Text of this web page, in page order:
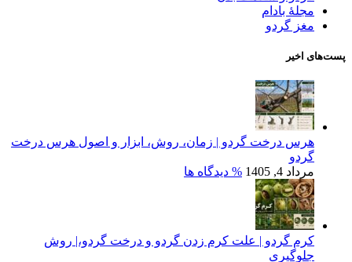
مجلۀ بادام
مغز گردو
پست‌های اخیر
هرس درخت گردو | زمان، روش، ابزار و اصول هرس درخت
گردو
مرداد 4, 1405
% دیدگاه ها
کرم گردو | علت کرم زدن گردو و درخت گردو،| روش
جلوگیری